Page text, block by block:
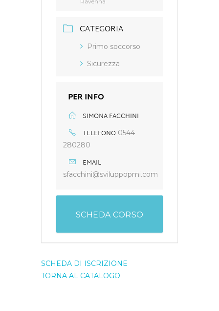
CATEGORIA
Primo soccorso
Sicurezza
PER INFO
SIMONA FACCHINI
TELEFONO 0544
280280
EMAIL
sfacchini@sviluppopmi.com
SCHEDA CORSO
SCHEDA DI ISCRIZIONE
TORNA AL CATALOGO